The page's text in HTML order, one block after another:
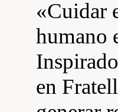
«Cuidar
humano
en